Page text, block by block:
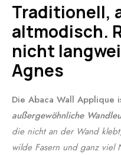
Traditionell, aber nicht
altmodisch.
nicht
Agnes
Die Abaca Wall Applique
außergewöhnliche
die nicht an der Wand
wilde Fasern und ganz viel